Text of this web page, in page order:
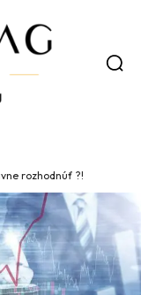
rozhodnúť ?!